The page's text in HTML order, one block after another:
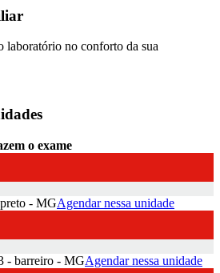
laboratório no conforto da sua
o exame
- MGAgendar nessa unidade
- barreiro - MGAgendar nessa unidade